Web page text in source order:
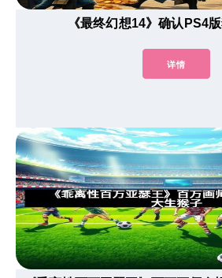
《最终幻想14》确认PS4
详情